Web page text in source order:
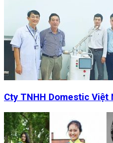
Cty TNHH Domestic Việt